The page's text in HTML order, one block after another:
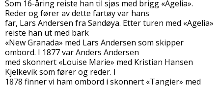
Som 16-åring reiste han til sjøs med brigg «Agelia».
Reder og fører av dette fartøy var hans
far, Lars Andersen fra Sandøya. Etter turen med «Agelia»
reiste han ut med bark
«New Granada» med Lars Andersen som skipper
ombord. I 1877 var Anders Andersen
med skonnert «Louise Marie» med Kristian Hansen
Kjelkevik som fører og reder. I
1878 finner vi ham ombord i skonnert «Tangier» med